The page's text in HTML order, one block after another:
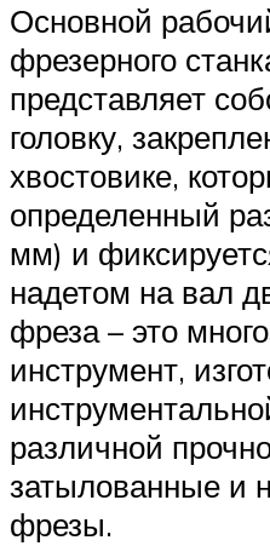
Основной
фрезерного
представляет
головку,
хвостовике,
определенный
мм) и
надетом на вал
фреза – это
инструмент,
различной
затылованные и
фрезы.